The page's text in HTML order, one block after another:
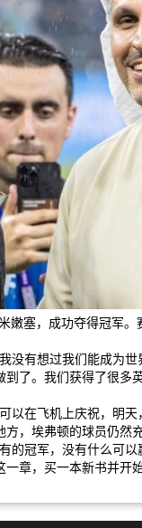
嫩塞，成功夺得冠军
没有想过我们能成为
了。我们获得了很多
以在飞机上庆祝，明
，埃弗顿的球员仍然
的冠军，没有什么可
章，买一本新书并开